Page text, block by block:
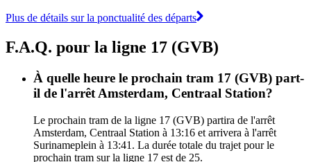
Plus de détails sur la ponctualité des départs
F.A.Q. pour la ligne 17 (GVB)
À quelle heure le prochain tram 17 (GVB) part-
il de l'arrêt Amsterdam, Centraal Station?
Le prochain tram de la ligne 17 (GVB) partira de l'arrêt
Amsterdam, Centraal Station à 13:16 et arrivera à l'arrêt
Surinameplein à 13:41. La durée totale du trajet pour le
prochain tram sur la ligne 17 est de 25.